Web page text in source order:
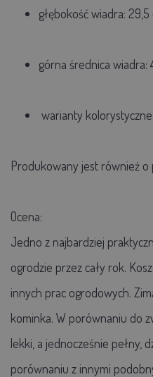
głębokość wiadra: 29,5
górna średnica wiadra:
warianty
Produkowany jest również o
Ocena:
Jedno z najbardziej
ogrodzie przez cały rok.
innych prac ogrodowych.
kominka. W porównaniu do
lekki, a jednocześnie pełny,
porównaniu z innymi